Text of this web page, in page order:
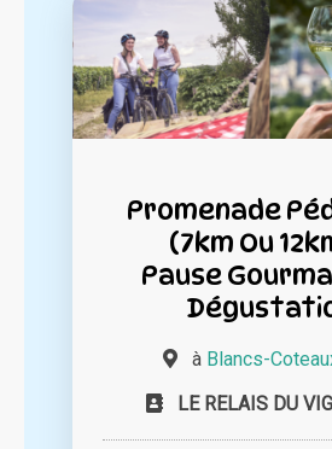
Promenade
(7km Ou
Pause
à Blancs-
LE RELAIS DU